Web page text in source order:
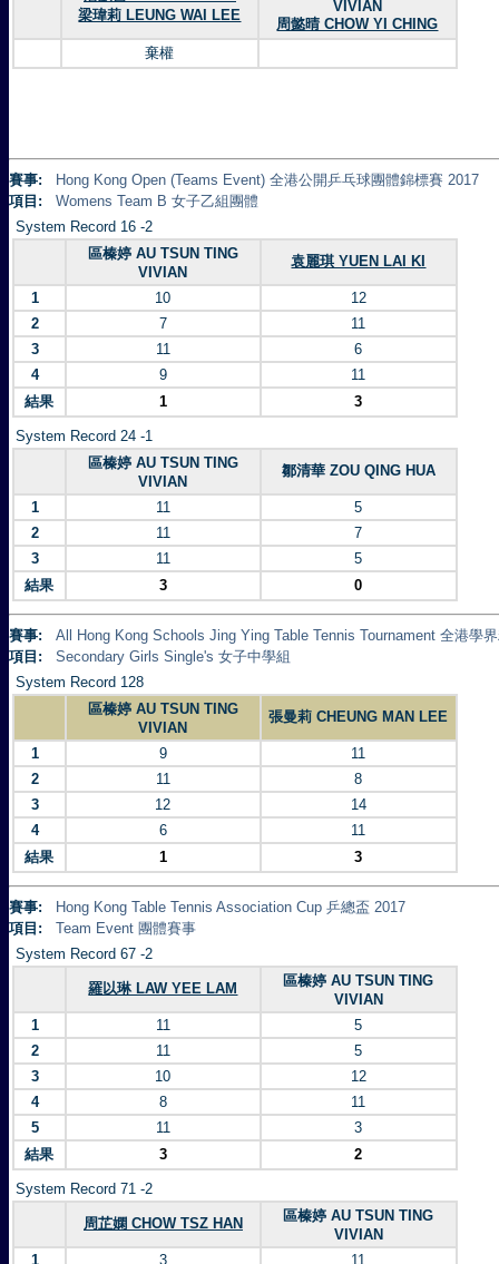
梁瑋莉 LEUNG WAI LEE
VIVIAN
周懿晴 CHOW YI CHING
棄權
賽事:
Hong Kong Open (Teams Event) 全港公開乒乓球團體錦標賽 2017
項目:
Womens Team B 女子乙組團體
System Record 16 -2
區榛婷 AU TSUN TING
VIVIAN
袁麗琪 YUEN LAI KI
1 10
12
2
7
11
3
11
6
4
9
11
結果
1 3
System Record 24 -1
區榛婷 AU TSUN TING
VIVIAN
鄒清華 ZOU QING HUA
1 11
5
2
11
7
3
11
5
結果
3 0
賽事:
All Hong Kong Schools Jing Ying Table Tennis Tournament 全港學
項目:
Secondary Girls Single's 女子中學組
System Record 128
區榛婷 AU TSUN TING
VIVIAN
張曼莉 CHEUNG MAN LEE
1 9
11
2
11
8
3
12
14
4
6
11
結果
1 3
賽事:
Hong Kong Table Tennis Association Cup 乒總盃 2017
項目:
Team Event 團體賽事
System Record 67 -2
羅以琳 LAW YEE LAM
區榛婷 AU TSUN TING
VIVIAN
1
11
5
2
11
5
3
10
12
4
8
11
5
11
3
結果
3 2
System Record 71 -2
周芷嫻 CHOW TSZ HAN
區榛婷 AU TSUN TING
VIVIAN
1
3
11